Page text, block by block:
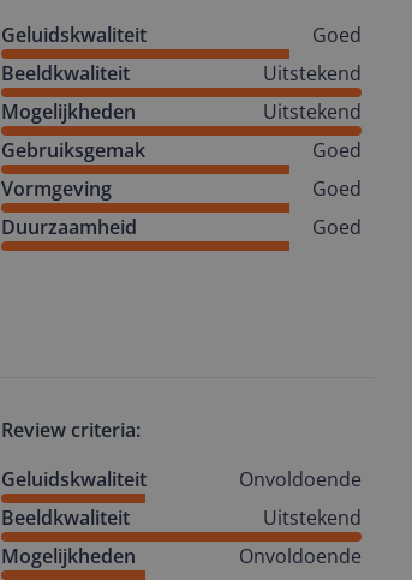
Geluidskwaliteit
Goed
Beeldkwaliteit
Uitstekend
Mogelijkheden
Uitstekend
Gebruiksgemak
Goed
Vormgeving
Goed
Duurzaamheid
Goed
Review criteria:
Geluidskwaliteit
Onvoldoende
Beeldkwaliteit
Uitstekend
Mogelijkheden
Onvoldoende